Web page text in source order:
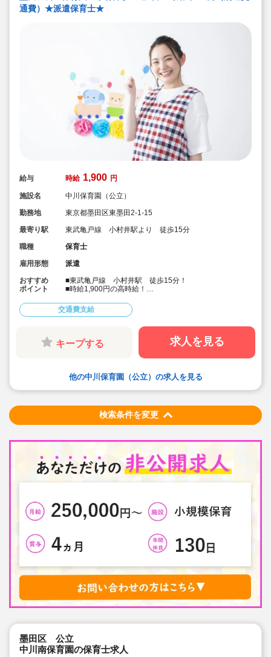
通費）★派遣保育士★
給与 時給 1,900 円
施設名
中川保育園（公立）
勤務地
東京都墨田区東墨田2-1-15
最寄り駅
東武亀戸線 小村井駅より 徒歩15分
職種
保育士
雇用形態
派遣
おすすめ
ポイント
■東武亀戸線 小村井駅 徒歩15分！
■時給1,900円の高時給！
■人気の公立保育園求人です！
■社会保険完備・皆勤手当制度もあります！
交通費支給
キープする 求人を見る
他の中川保育園（公立）の求人を見る
検索条件を変更
墨田区 公立
中川南保育園の保育士求人